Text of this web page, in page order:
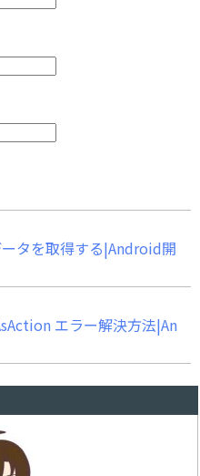
タを取得する|Android開
エラー解決方法|An